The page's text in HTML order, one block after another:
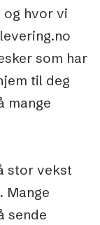
og hvor vi
som har
til deg
mange
stor vekst
Mange
sende